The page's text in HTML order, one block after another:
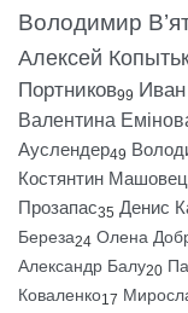
Володимир
Алексей
Портников99
Валентина
Ауслендер49
Костянтин
Прозапас35 Денис
Береза24 Олена
Александр Балу20
Коваленко17